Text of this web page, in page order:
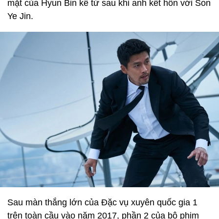
mặt của Hyun Bin kể từ sau khi anh kết hôn với Son
Ye Jin.
Sau màn thắng lớn của Đặc vụ xuyên quốc gia 1
trên toàn cầu vào năm 2017, phần 2 của bộ phim